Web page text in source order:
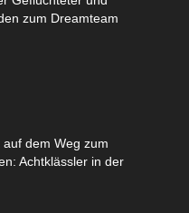
zum Dreamteam
dem Weg zum
Achtklässler in der